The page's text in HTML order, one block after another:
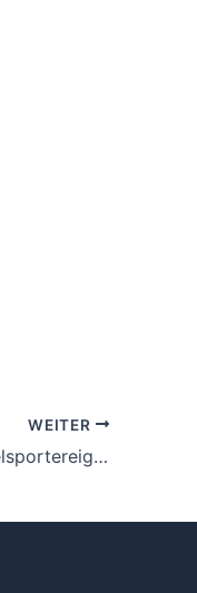
WEITER
Kieler Woche 2027: Termin für das größte Segelsportereignis der Welt steht fest